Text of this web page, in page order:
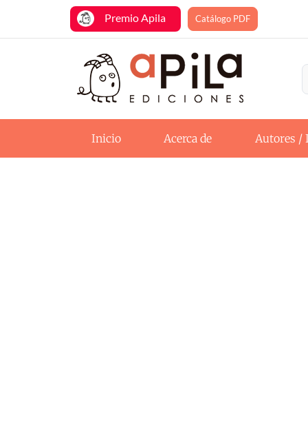
Premio Apila Catálogo PDF
Inicio Acerca de Autores /